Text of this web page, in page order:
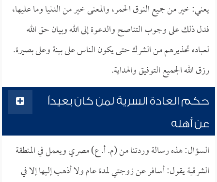
يعني: خير من جميع النوق الحمر، والمعنى خير من الدنيا وما عليها،
فدل ذلك على وجوب التناصح والدعوة إلى الله وبيان حق الله
لعباده تحذيرهم من الشرك حتى يكون الناس على بينة وعلى بصيرة.
رزق الله الجميع التوفيق والهداية.
حكم العادة السرية لمن كان بعيداً
عن أهله
السؤال: هذه رسالة وردتنا من (م. أ. ع) مصري ويعمل في المنطقة
الشرقية يقول: أسافر عن زوجتي لمدة عام ولا أذهب إليها إلا في